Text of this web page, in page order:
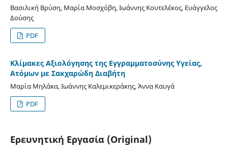
Βασιλική Βρύση, Μαρία Μοσχόβη, Ιωάννης Κουτελέκος, Ευάγγελος
Δούσης
PDF
Κλίμακες Αξιολόγησης της Εγγραμματοσύνης Υγείας,
Ατόμων με Σακχαρώδη Διαβήτη
Μαρία Μηλάκα, Ιωάννης Καλεμικεράκης, Άννα Καυγά
PDF
Ερευνητική Εργασία (Original)